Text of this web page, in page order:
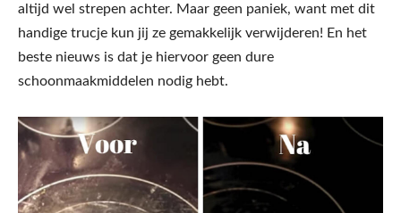
altijd wel strepen achter. Maar geen paniek, want met dit
handige trucje kun jij ze gemakkelijk verwijderen! En het
beste nieuws is dat je hiervoor geen dure
schoonmaakmiddelen nodig hebt.